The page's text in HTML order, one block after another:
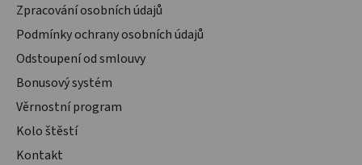
Zpracování osobních údajů
Podmínky ochrany osobních údajů
Odstoupení od smlouvy
Bonusový systém
Věrnostní program
Kolo štěstí
Kontakt